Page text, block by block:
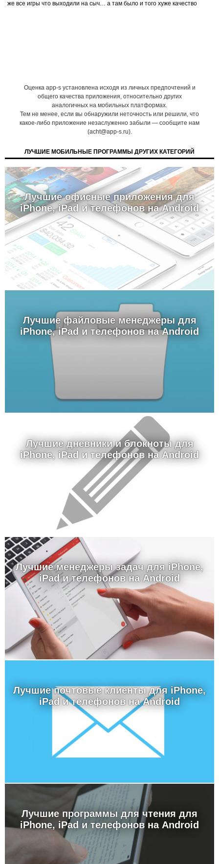
же все игры что выходили на сыч… а там было и того хуже качество
Оценка app-s установлена исходя из личных предпочтений и
общего качества приложения, относительно других
аналогичных на мобильных платформах.
Тем не менее, если вы обнаружили неточность или решили, что
какое-либо приложение незаслуженно забыли — сообщите нам
(acht@app-s.ru).
ЛУЧШИЕ МОБИЛЬНЫЕ ПРОГРАММЫ ДРУГИХ КАТЕГОРИЙ
Лучшие офисные приложения для
iPhone, iPad и телефонов на Android
Лучшие файловые менеджеры для
iPhone, iPad и телефонов на Android
Лучшие дневники и блокноты для
iPhone, iPad и телефонов на Android
Лучшие менеджеры задач для iPhone,
iPad и телефонов на Android
Лучшие почтовые клиенты для iPhone,
iPad и телефонов на Android
Лучшие программы для чтения для
iPhone, iPad и телефонов на Android